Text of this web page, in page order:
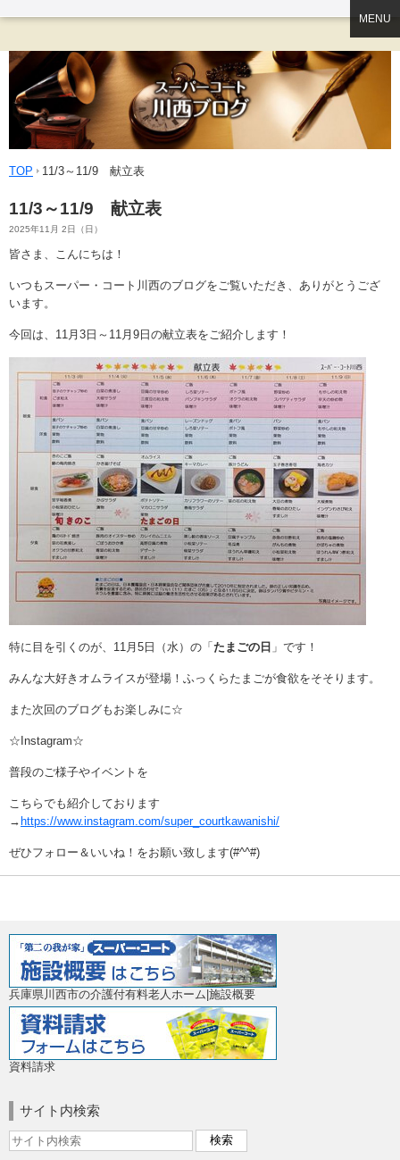
MENU
TOP 11/3～11/9 献立表
11/3～11/9 献立表
2025年11月 2日（日）
皆さま、こんにちは！
いつもスーパー・コート川西のブログをご覧いただき、ありがとうござ
います。
今回は、11月3日～11月9日の献立表をご紹介します！
特に目を引くのが、11月5日（水）の「たまごの日 」です！
みんな大好きオムライスが登場！ふっくらたまごが食欲をそそります。
また次回のブログもお楽しみに☆
☆Instagram☆
普段のご様子やイベントを
こちらでも紹介しております
→https://www.instagram.com/super_courtkawanishi/
ぜひフォロー＆いいね！をお願い致します(#^^#)
兵庫県川西市の介護付有料老人ホーム|施設概要
資料請求
サイト内検索